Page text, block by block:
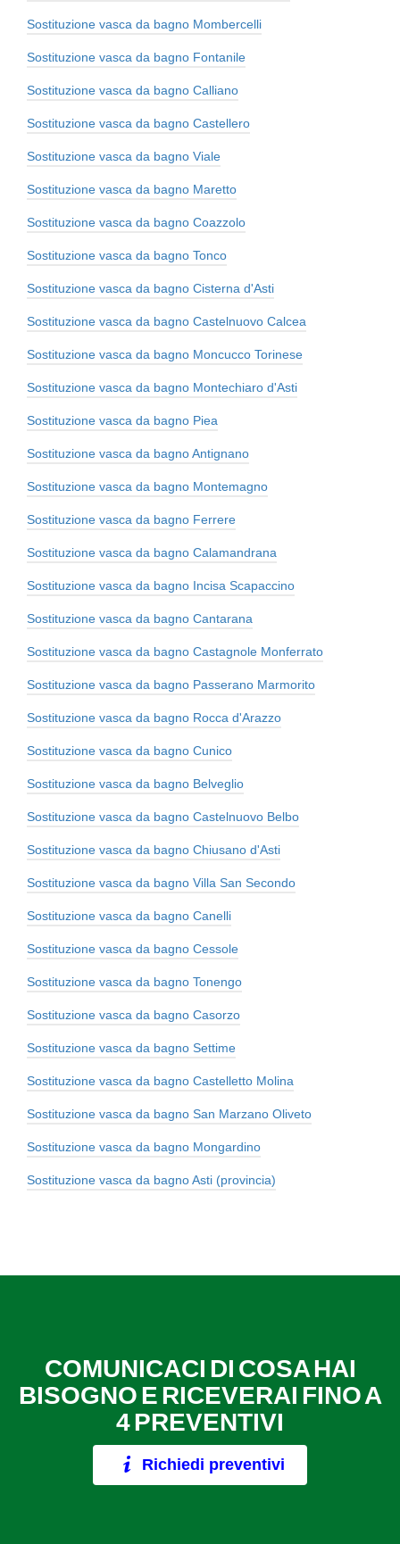
Sostituzione vasca da bagno Mombercelli
Sostituzione vasca da bagno Fontanile
Sostituzione vasca da bagno Calliano
Sostituzione vasca da bagno Castellero
Sostituzione vasca da bagno Viale
Sostituzione vasca da bagno Maretto
Sostituzione vasca da bagno Coazzolo
Sostituzione vasca da bagno Tonco
Sostituzione vasca da bagno Cisterna d'Asti
Sostituzione vasca da bagno Castelnuovo Calcea
Sostituzione vasca da bagno Moncucco Torinese
Sostituzione vasca da bagno Montechiaro d'Asti
Sostituzione vasca da bagno Piea
Sostituzione vasca da bagno Antignano
Sostituzione vasca da bagno Montemagno
Sostituzione vasca da bagno Ferrere
Sostituzione vasca da bagno Calamandrana
Sostituzione vasca da bagno Incisa Scapaccino
Sostituzione vasca da bagno Cantarana
Sostituzione vasca da bagno Castagnole Monferrato
Sostituzione vasca da bagno Passerano Marmorito
Sostituzione vasca da bagno Rocca d'Arazzo
Sostituzione vasca da bagno Cunico
Sostituzione vasca da bagno Belveglio
Sostituzione vasca da bagno Castelnuovo Belbo
Sostituzione vasca da bagno Chiusano d'Asti
Sostituzione vasca da bagno Villa San Secondo
Sostituzione vasca da bagno Canelli
Sostituzione vasca da bagno Cessole
Sostituzione vasca da bagno Tonengo
Sostituzione vasca da bagno Casorzo
Sostituzione vasca da bagno Settime
Sostituzione vasca da bagno Castelletto Molina
Sostituzione vasca da bagno San Marzano Oliveto
Sostituzione vasca da bagno Mongardino
Sostituzione vasca da bagno Asti (provincia)
COMUNICACI DI COSA HAI
BISOGNO E RICEVERAI FINO A
4 PREVENTIVI
Richiedi preventivi